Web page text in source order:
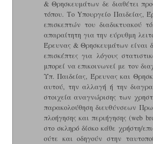
& Θρησκευμάτων δε διαθέτει
τόπου. Το Yπουργείο Παιδείας,
επισκεπτών του διαδικτυακού
απαραίτητη για την εύρυθμη
Έρευνας & Θρησκευμάτων είναι
επισκέπτες για λόγους
μπορεί να επικοινωνεί με τον
Υπ. Παιδείας, Έρευνας και
αυτού, την αλλαγή ή την
στοιχεία αναγνώρισης των
παρακολούθηση διευθύνσεων
πλοήγησης και περιήγησης (web
στο σκληρό δίσκο κάθε χρήστη/
ούτε και οδηγούν στην